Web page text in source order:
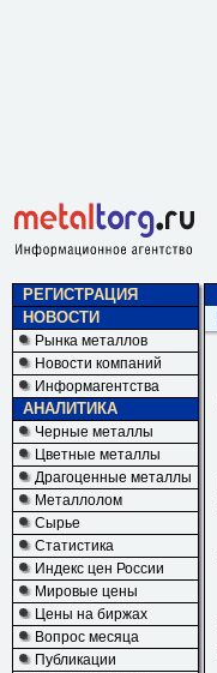
РЕГИСТРАЦИЯ
НОВОСТИ
Рынка металлов
Новости компаний
Информагентства
АНАЛИТИКА
Черные металлы
Цветные металлы
Драгоценные металлы
Металлолом
Сырье
Статистика
Индекс цен России
Мировые цены
Цены на биржах
Вопрос месяца
Публикации